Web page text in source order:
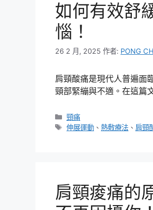
如何有效舒
惱！
26 2 月, 2025 作者: PONG
肩頸酸痛是現代人普遍面
頸部緊繃與不適。在這篇
分
類
頸痛
標
伸展運動 、熱敷療法 、 肩頸
肩頸痠痛的